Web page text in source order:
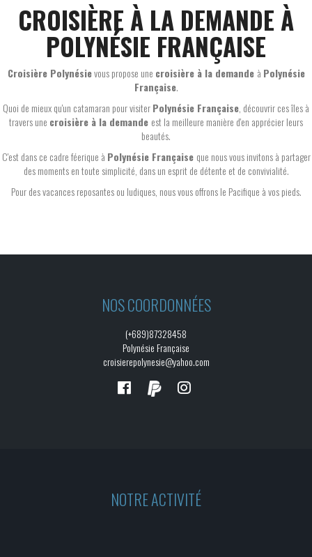
CROISIÈRE À LA DEMANDE À
POLYNÉSIE FRANÇAISE
Croisière Polynésievous propose une croisière à la demande à Polynésie
Française.
Quoi de mieux qu'un catamaran pour visiterPolynésie Française , découvrir ces îles à
travers une croisière à la demande est la meilleure manière d'en apprécier leurs
beautés.
C'est dans ce cadre féerique à Polynésie Française que nous vous invitons à partager
des moments en toute simplicité, dans un esprit de détente et de convivialité.
Pour des vacances reposantes ou ludiques, nous vous offrons le Pacifique à vos pieds.
NOS COORDONNÉES
(+689)87328458
Polynésie Française
croisierepolynesie@yahoo.com
NOTRE ACTIVITÉ